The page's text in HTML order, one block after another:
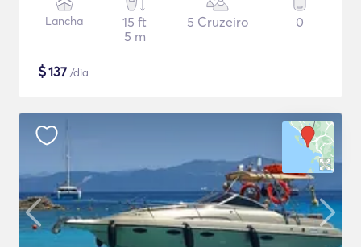
Lancha
15 ft
5 m
5 Cruzeiro 0
$137 /dia